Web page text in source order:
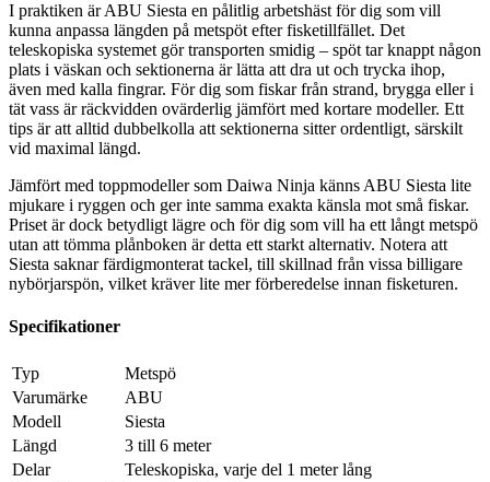
I praktiken är ABU Siesta en pålitlig arbetshäst för dig som vill
kunna anpassa längden på metspöt efter fisketillfället. Det
teleskopiska systemet gör transporten smidig – spöt tar knappt någon
plats i väskan och sektionerna är lätta att dra ut och trycka ihop,
även med kalla fingrar. För dig som fiskar från strand, brygga eller i
tät vass är räckvidden ovärderlig jämfört med kortare modeller. Ett
tips är att alltid dubbelkolla att sektionerna sitter ordentligt, särskilt
vid maximal längd.
Jämfört med toppmodeller som Daiwa Ninja känns ABU Siesta lite
mjukare i ryggen och ger inte samma exakta känsla mot små fiskar.
Priset är dock betydligt lägre och för dig som vill ha ett långt metspö
utan att tömma plånboken är detta ett starkt alternativ. Notera att
Siesta saknar färdigmonterat tackel, till skillnad från vissa billigare
nybörjarspön, vilket kräver lite mer förberedelse innan fisketuren.
Specifikationer
Typ
Metspö
Varumärke
ABU
Modell
Siesta
Längd
3 till 6 meter
Delar
Teleskopiska, varje del 1 meter lång